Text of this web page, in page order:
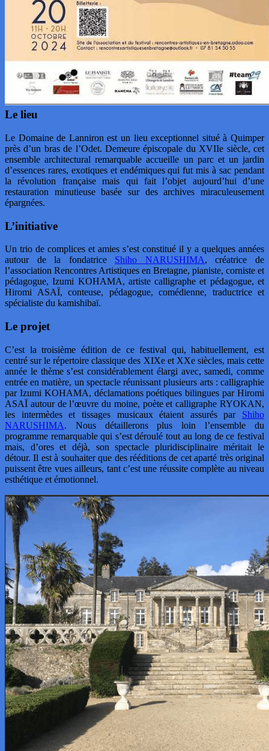
Le lieu
Le Domaine de Lanniron est un lieu exceptionnel situé à Quimper
près d’un bras de l’Odet. Demeure épiscopale du XVIIe siècle, cet
ensemble architectural remarquable accueille un parc et un jardin
d’essences rares, exotiques et endémiques qui fut mis à sac pendant
la révolution française mais qui fait l’objet aujourd’hui d’une
restauration minutieuse basée sur des archives miraculeusement
épargnées.
L’initiative
Un trio de complices et amies s’est constitué il y a quelques années
autour de la fondatrice Shiho NARUSHIMA, créatrice de
l’association Rencontres Artistiques en Bretagne, pianiste, corniste et
pédagogue, Izumi KOHAMA, artiste calligraphe et pédagogue, et
Hiromi ASAÏ, conteuse, pédagogue, comédienne, traductrice et
spécialiste du kamishibaï.
Le projet
C’est la troisième édition de ce festival qui, habituellement, est
centré sur le répertoire classique des XIXe et XXe siècles, mais cette
année le thème s’est considérablement élargi avec, samedi, comme
entrée en matière, un spectacle réunissant plusieurs arts : calligraphie
par Izumi KOHAMA, déclamations poétiques bilingues par Hiromi
ASAÏ autour de l’œuvre du moine, poète et calligraphe RYOKAN,
les intermèdes et tissages musicaux étaient assurés par Shiho
NARUSHIMA. Nous détaillerons plus loin l’ensemble du
programme remarquable qui s’est déroulé tout au long de ce festival
mais, d’ores et déjà, son spectacle pluridisciplinaire méritait le
détour. Il est à souhaiter que des rééditions de cet aparté très original
puissent être vues ailleurs, tant c’est une réussite complète au niveau
esthétique et émotionnel.